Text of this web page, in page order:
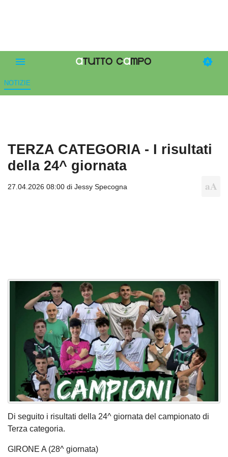
NOTIZIE
TERZA CATEGORIA - I risultati
della 24^ giornata
27.04.2026 08:00 di Jessy Specogna
Di seguito i risultati della 24^ giornata del campionato di
Terza categoria.
GIRONE A (28^ giornata)